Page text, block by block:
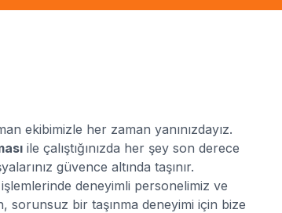
ekibimizle her zaman yanınızdayız.
ile çalıştığınızda her şey son derece
güvence altında taşınır.
işlemlerinde deneyimli personelimiz ve
sorunsuz bir taşınma deneyimi için bize